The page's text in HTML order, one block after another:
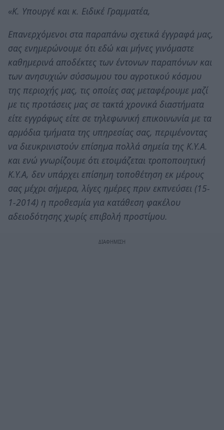
«Κ. Υπουργέ και κ. Ειδικέ Γραμματέα,
Επανερχόμενοι στα παραπάνω σχετικά έγγραφά μας,
σας ενημερώνουμε ότι εδώ και μήνες γινόμαστε
καθημερινά αποδέκτες των έντονων παραπόνων και
των ανησυχιών σύσσωμου του αγροτικού κόσμου
της περιοχής μας, τις οποίες σας μεταφέρουμε μαζί
με τις προτάσεις μας σε τακτά χρονικά διαστήματα
είτε εγγράφως είτε σε τηλεφωνική επικοινωνία με τα
αρμόδια τμήματα της υπηρεσίας σας, περιμένοντας
να διευκρινιστούν επίσημα πολλά σημεία της Κ.Υ.Α.
και ενώ γνωρίζουμε ότι ετοιμάζεται τροποποιητική
Κ.Υ.Α, δεν υπάρχει επίσημη τοποθέτηση εκ μέρους
σας μέχρι σήμερα, λίγες ημέρες πριν εκπνεύσει (15-
1-2014) η προθεσμία για κατάθεση φακέλου
αδειοδότησης χωρίς επιβολή προστίμου.